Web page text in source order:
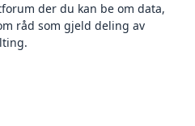
der du kan be om data,
råd som gjeld deling av